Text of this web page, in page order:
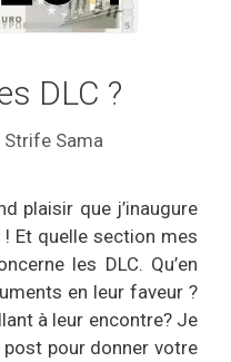
DLC ?
Strife Sama
plaisir que j’inaugure
Et quelle section mes
les DLC. Qu’en
en leur faveur ?
à leur encontre? Je
pour donner votre